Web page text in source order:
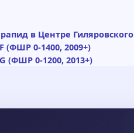
в Центре Гиляровского
0-1400, 2009+)
(ФШР 0-1200, 2013+)